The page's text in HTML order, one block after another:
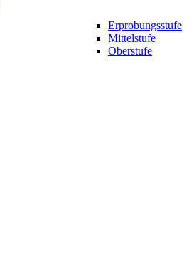
Erprobungsstufe
Mittelstufe
Oberstufe